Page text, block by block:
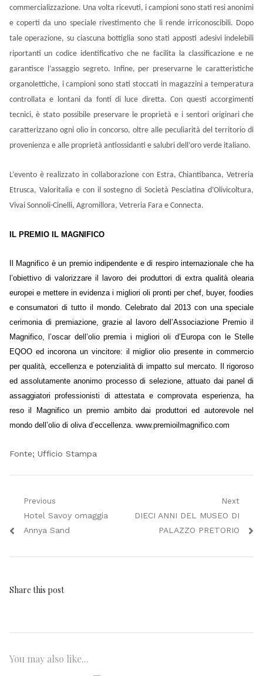
commercializzazione. Una volta ricevuti, i campioni sono stati resi anonimi
e coperti da uno speciale rivestimento che li rende irriconoscibili. Dopo
tale operazione, su ciascuna bottiglia sono stati apposti adesivi indelebili
riportanti un codice identificativo che ne facilita la classificazione e ne
garantisce l’assaggio segreto. Infine, per preservarne le caratteristiche
organolettiche, i campioni sono stati stoccati in magazzini a temperatura
controllata e lontani da fonti di luce diretta. Con questi accorgimenti
tecnici, è stato possibile preservare le proprietà e i sentori originari che
caratterizzano ogni olio in concorso, oltre alle peculiarità del territorio di
provenienza e alle proprietà antiossidanti e salubri dell’oro verde italiano.
L’evento è realizzato in collaborazione con Estra, Chiantibanca, Vetreria
Etrusca, Valoritalia e con il sostegno di Società Pesciatina d’Olivicoltura,
Vivai Sonnoli-Cinelli, Agromillora, Vetreria Fara e Connecta.
IL PREMIO IL MAGNIFICO
Il Magnifico è un premio indipendente e di respiro internazionale che ha
l’obiettivo di valorizzare il lavoro dei produttori di extra qualità olearia
europei e mettere in evidenza i migliori oli pronti per chef, buyer, foodies
e consumatori di tutto il mondo. Celebrato dal 2013 con una speciale
cerimonia di premiazione, grazie al lavoro dell’Associazione Premio il
Magnifico, l’oscar dell’olio premia i migliori oli d’Europa con le Stelle
EQOO ed incorona un vincitore: il miglior olio presente in commercio
per qualità, eccellenza e potenzialità di impatto sul mercato. Il rigoroso
ed assolutamente anonimo processo di selezione, attuato dai panel di
assaggiatori professionisti di attestata e comprovata esperienza, ha
reso il Magnifico un premio ambito dai produttori ed autorevole nel
mondo dell’olio di oliva d’eccellenza. www.premioilmagnifico.com
Fonte; Ufficio Stampa
Navigazione
articoli
Previous
Previous
post:
Hotel Savoy omaggia
Annya Sand
Next
Next
DIECI ANNI DEL MUSEO DI
PALAZZO PRETORIO
Share this post
You may also like...